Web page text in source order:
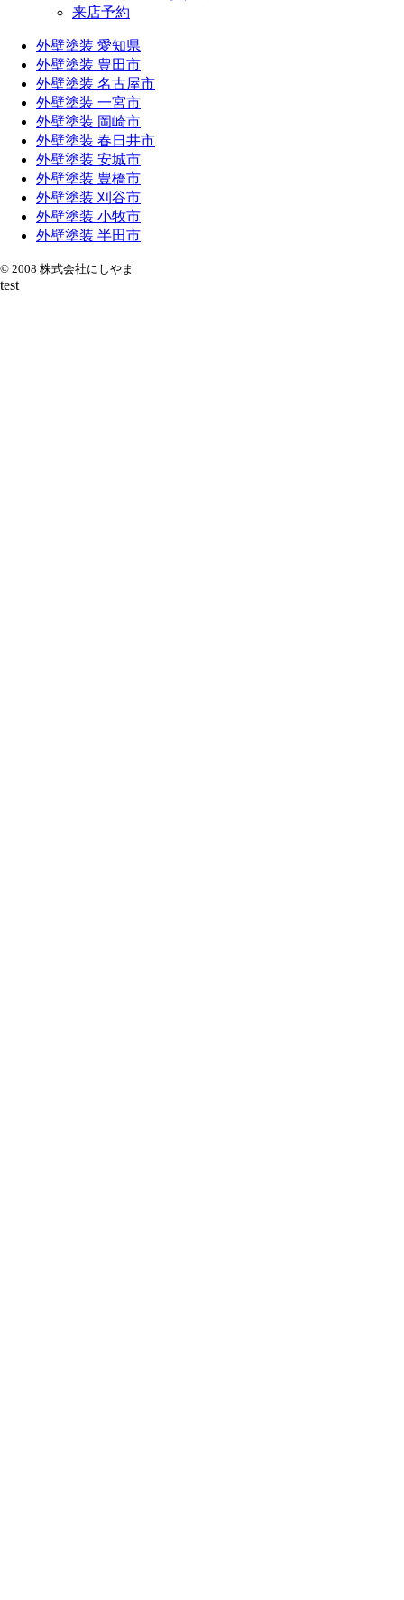
来店予約
外壁塗装 愛知県
外壁塗装 豊田市
外壁塗装 名古屋市
外壁塗装 一宮市
外壁塗装 岡崎市
外壁塗装 春日井市
外壁塗装 安城市
外壁塗装 豊橋市
外壁塗装 刈谷市
外壁塗装 小牧市
外壁塗装 半田市
© 2008 株式会社にしやま
test